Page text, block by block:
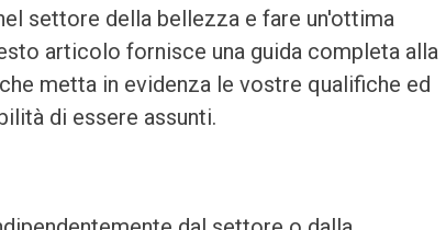
settore della bellezza e fare un'ottima
articolo fornisce una guida completa alla
metta in evidenza le vostre qualifiche ed
di essere assunti.